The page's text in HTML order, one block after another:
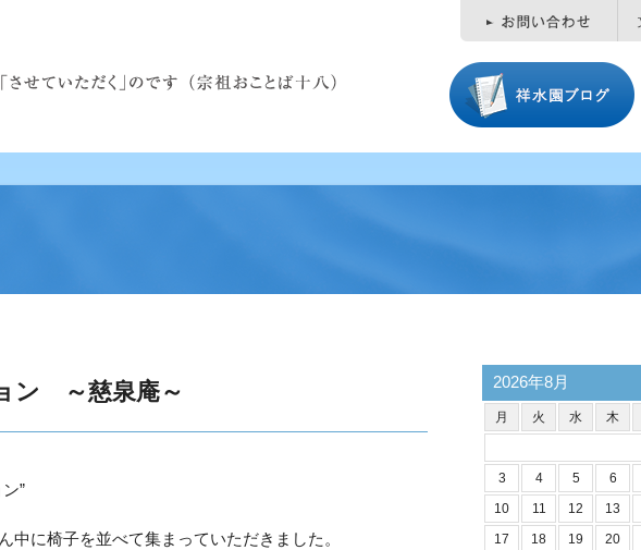
ン ～慈泉庵～
”
に椅子を並べて集まっていただきました。
2026年8月
月 火 水 木
3
4 5 6
10
11 12 13
17
18 19 20